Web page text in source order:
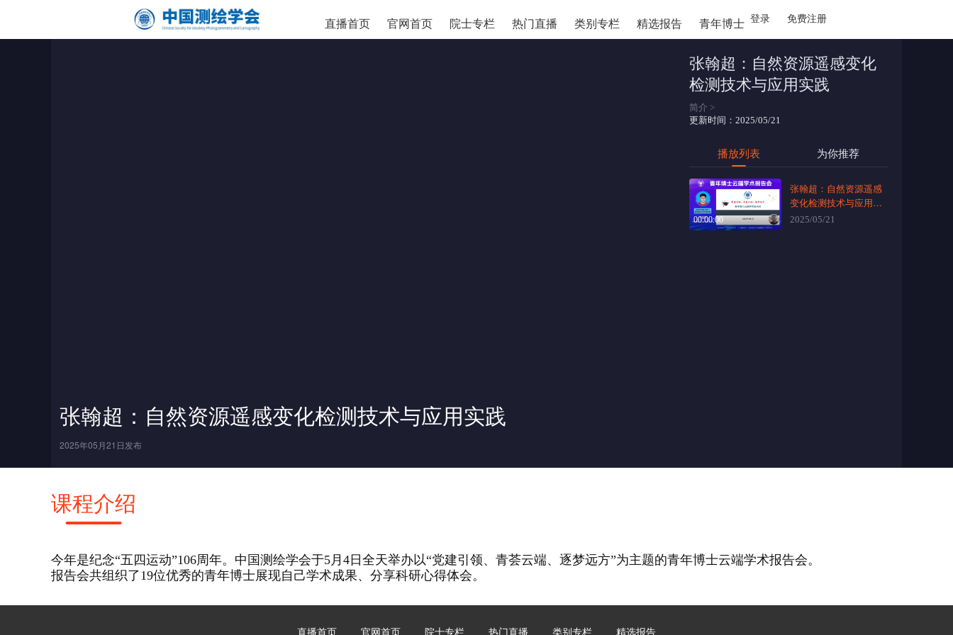
直播首页 官网首页 院士专栏 热门直播 类别专栏 精选报告 青年博士 登录 免费注册
张翰超：自然资源遥感变化检测技术与应用实践
2025年05月21日发布
张翰超：自然资源遥感变化
检测技术与应用实践
简介 >
更新时间：2025/05/21
播放列表 为你推荐
00:00:00
张翰超：自然资源遥感
变化检测技术与应用实
践
2025/05/21
课程介绍
今年是纪念“五四运动”106周年。中国测绘学会于5月4日全天举办以“党建引领、青荟云端、逐梦远方”为主题的青年博士云端学术报告会。
报告会共组织了19位优秀的青年博士展现自己学术成果、分享科研心得体会。
直播首页 官网首页 院士专栏 热门直播 类别专栏 精选报告